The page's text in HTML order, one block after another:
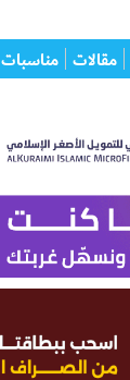
مقالات مناسبات